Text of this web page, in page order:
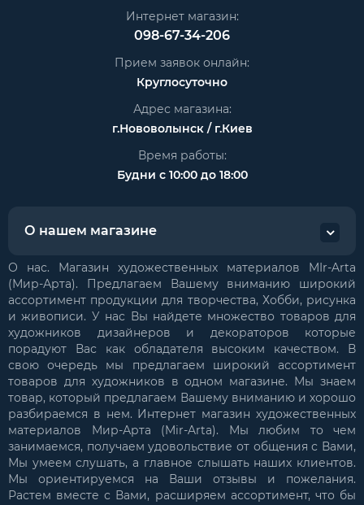
Интернет магазин:
098-67-34-206
Прием заявок онлайн:
Круглосуточно
Адрес магазина:
г.Нововолынск / г.Киев
Время работы:
Будни с 10:00 до 18:00
О нашем магазине
О нас. Магазин художественных материалов MIr-Arta
(Мир-Арта). Предлагаем Вашему вниманию широкий
ассортимент продукции для творчества, Хобби, рисунка
и живописи. У нас Вы найдете множество товаров для
художников дизайнеров и декораторов которые
порадуют Вас как обладателя высоким качеством. В
свою очередь мы предлагаем широкий ассортимент
товаров для художников в одном магазине. Мы знаем
товар, который предлагаем Вашему вниманию и хорошо
разбираемся в нем. Интернет магазин художественных
материалов Мир-Арта (Mir-Arta). Мы любим то чем
занимаемся, получаем удовольствие от общения с Вами,
Мы умеем слушать, а главное слышать наших клиентов.
Мы ориентируемся на Ваши отзывы и пожелания.
Растем вместе с Вами, расширяем ассортимент, что бы